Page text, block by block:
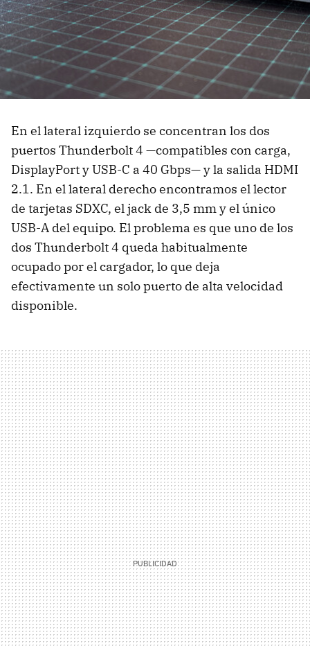
En el lateral izquierdo se concentran los dos
puertos Thunderbolt 4 —compatibles con carga,
DisplayPort y USB-C a 40 Gbps— y la salida HDMI
2.1. En el lateral derecho encontramos el lector
de tarjetas SDXC, el jack de 3,5 mm y el único
USB-A del equipo. El problema es que uno de los
dos Thunderbolt 4 queda habitualmente
ocupado por el cargador, lo que deja
efectivamente un solo puerto de alta velocidad
disponible.